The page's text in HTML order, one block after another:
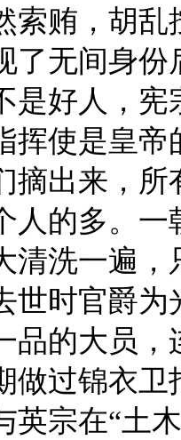
索贿，胡
了无间身
是好人，
挥使是皇
摘出来，
人的多。
清洗一遍
世时官爵
品的大员
做过锦衣
英宗在“土